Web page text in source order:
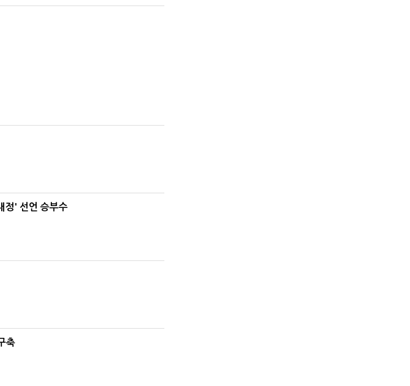
' 선언 승부수
축